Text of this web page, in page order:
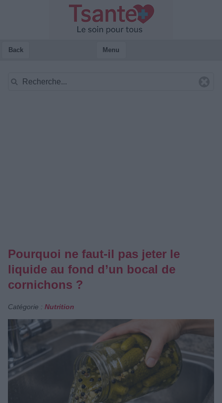
Back Menu
Pourquoi ne faut-il pas jeter le
liquide au fond d’un bocal de
cornichons ?
Catégorie : Nutrition